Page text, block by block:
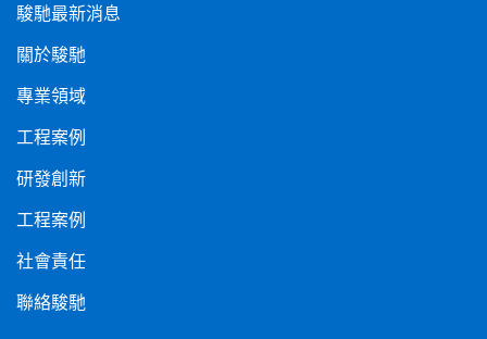
駿馳最新消息
關於駿馳
專業領域
工程案例
研發創新
工程案例
社會責任
聯絡駿馳